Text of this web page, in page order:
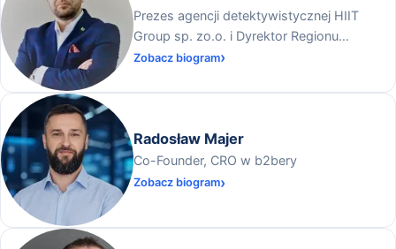
Prezes agencji detektywistycznej HIIT
Group sp. zo.o. i Dyrektor Regionu
Ogólnopolskiej Federacji Przedsiębiorców i
Zobacz biogram
Radosław Majer
Co-Founder, CRO w b2bery
Zobacz biogram